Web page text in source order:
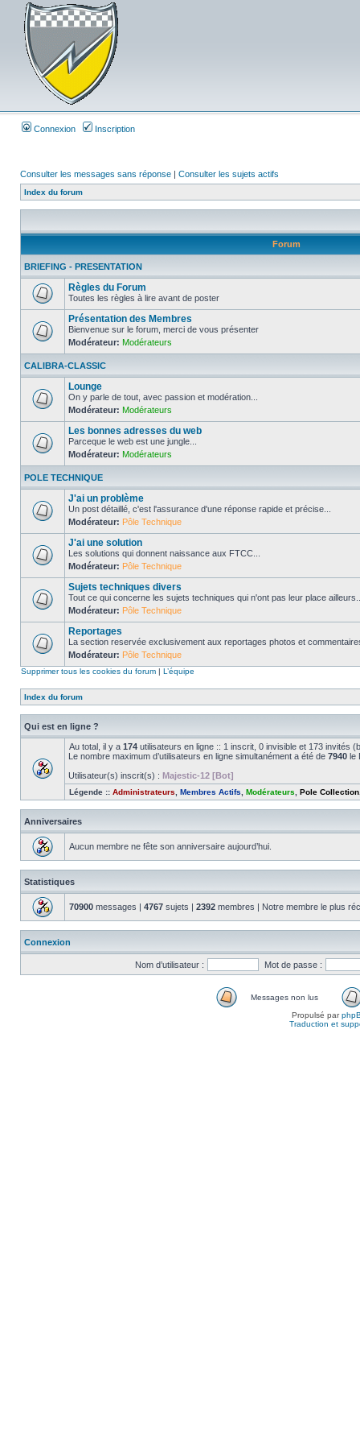
Connexion Inscription
Consulter les messages sans réponse | Consulter les sujets actifs
Index du forum
Forum
BRIEFING - PRESENTATION
Règles du Forum
Toutes les règles à lire avant de poster
Présentation des Membres
Bienvenue sur le forum, merci de vous présenter
Modérateur: Modérateurs
CALIBRA-CLASSIC
Lounge
On y parle de tout, avec passion et modération...
Modérateur: Modérateurs
Les bonnes adresses du web
Parceque le web est une jungle...
Modérateur: Modérateurs
POLE TECHNIQUE
J'ai un problème
Un post détaillé, c'est l'assurance d'une réponse rapide et précise...
Modérateur: Pôle Technique
J'ai une solution
Les solutions qui donnent naissance aux FTCC...
Modérateur: Pôle Technique
Sujets techniques divers
Tout ce qui concerne les sujets techniques qui n'ont pas leur place
Modérateur: Pôle Technique
Reportages
La section reservée exclusivement aux reportages photos et
Modérateur: Pôle Technique
Supprimer tous les cookies du forum | L’équipe
Index du forum
Qui est en ligne ?
Au total, il y a 174 utilisateurs en ligne :: 1 inscrit, 0 invisible et 173 invités
Le nombre maximum d’utilisateurs en ligne simultanément a été de 7940 le
Utilisateur(s) inscrit(s) : Majestic-12 [Bot]
Légende :: Administrateurs Membres Actifs Modérateurs Pole Collection
Anniversaires
Aucun membre ne fête son anniversaire aujourd’hui.
Statistiques
70900 messages | 4767 sujets | 2392 membres | Notre membre le plus
Connexion
Nom d’utilisateur : Mot de passe :
Messages non lus
Propulsé par
Traduction et